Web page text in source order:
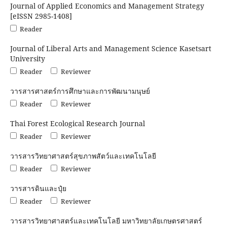
Journal of Applied Economics and Management Strategy
[eISSN 2985-1408]
Reader
Journal of Liberal Arts and Management Science Kasetsart
University
Reader Reviewer
วารสารศาสตร์การศึกษาและการพัฒนามนุษย์
Reader Reviewer
Thai Forest Ecological Research Journal
Reader Reviewer
วารสารวิทยาศาสตร์สุขภาพสัตว์และเทคโนโลยี
Reader Reviewer
วารสารดินและปุ๋ย
Reader Reviewer
วารสารวิทยาศาสตร์และเทคโนโลยี มหาวิทยาลัยเกษตรศาสตร์